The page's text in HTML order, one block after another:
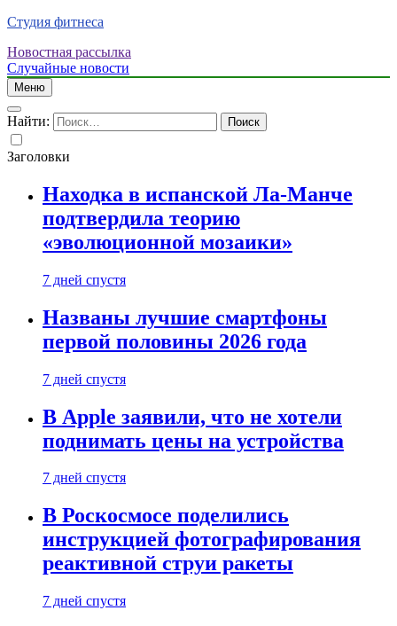
Студия фитнеса
Новостная рассылка
Случайные новости
Меню
Найти:
Заголовки
Находка в испанской Ла-Манче
подтвердила теорию
«эволюционной мозаики»
7 дней спустя
Названы лучшие смартфоны
первой половины 2026 года
7 дней спустя
В Apple заявили, что не хотели
поднимать цены на устройства
7 дней спустя
В Роскосмосе поделились
инструкцией фотографирования
реактивной струи ракеты
7 дней спустя